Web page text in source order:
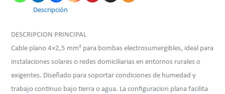
Descripción
DESCRIPCION PRINCIPAL
Cable plano 4×2,5 mm² para bombas electrosumergibles, ideal para
instalaciones solares o redes domiciliarias en entornos rurales o
exigentes. Diseñado para soportar condiciones de humedad y
trabajo continuo bajo tierra o agua. La configuracion plana facilita